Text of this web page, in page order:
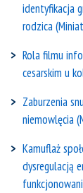
identyfikacja
rodzica
Rola filmu
cesarskim u
Zaburzenia
niemowlęcia
Kamuflaż
dysregulacją